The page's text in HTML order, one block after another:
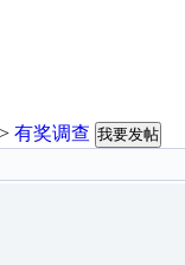
> 有奖调查 我要发帖